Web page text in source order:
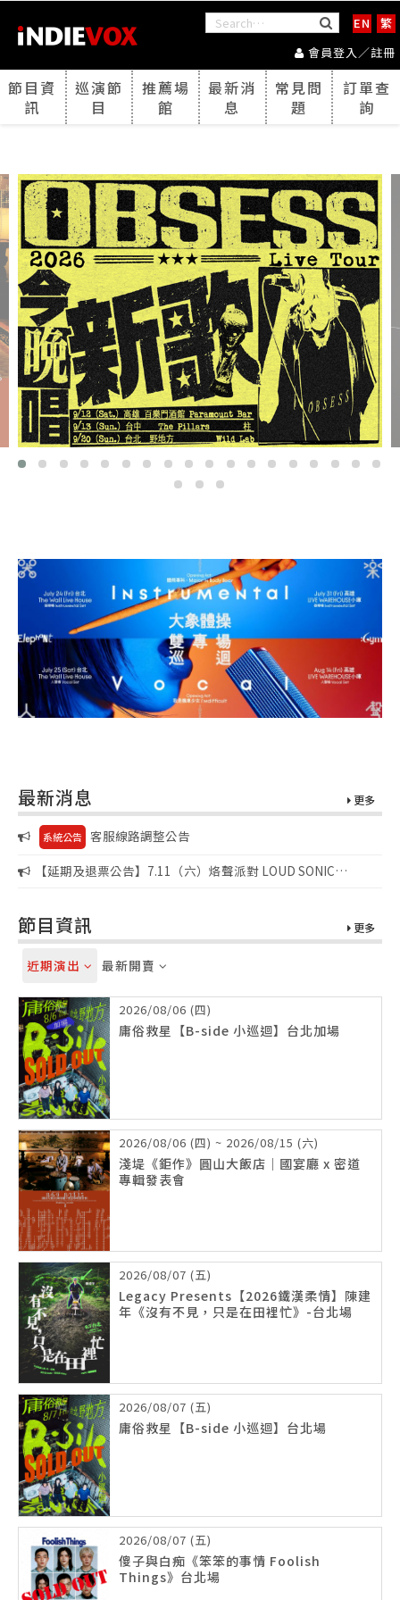
EN
繁
會員登入／註冊
節目資
訊
巡演節
目
推薦場
館
最新消
息
常見問
題
訂單查
詢
最新消息 更多
系統公告
客服線路調整公告
【延期及退票公告】7.11（六）烙聲派對 LOUD SONIC
節目資訊 更多
近期演出 最新開賣
2026/08/06 (四)
庸俗救星【B-side 小巡迴】台北加場
2026/08/06 (四) ~ 2026/08/15 (六)
淺堤《鉅作》圓山大飯店｜國宴廳 x 密道
專輯發表會
2026/08/07 (五)
Legacy Presents【2026鐵漢柔情】陳建
年《沒有不見，只是在田裡忙》-台北場
2026/08/07 (五)
庸俗救星【B-side 小巡迴】台北場
2026/08/07 (五)
傻子與白痴《笨笨的事情 Foolish
Things》台北場